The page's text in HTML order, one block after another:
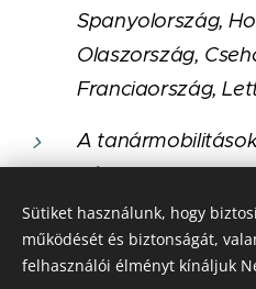
Spanyolország,
Olaszország,
Franciaország,
A
német, francia,
Sütiket használunk, hogy
működését és biztonságát,
felhasználói élményt kínáljuk